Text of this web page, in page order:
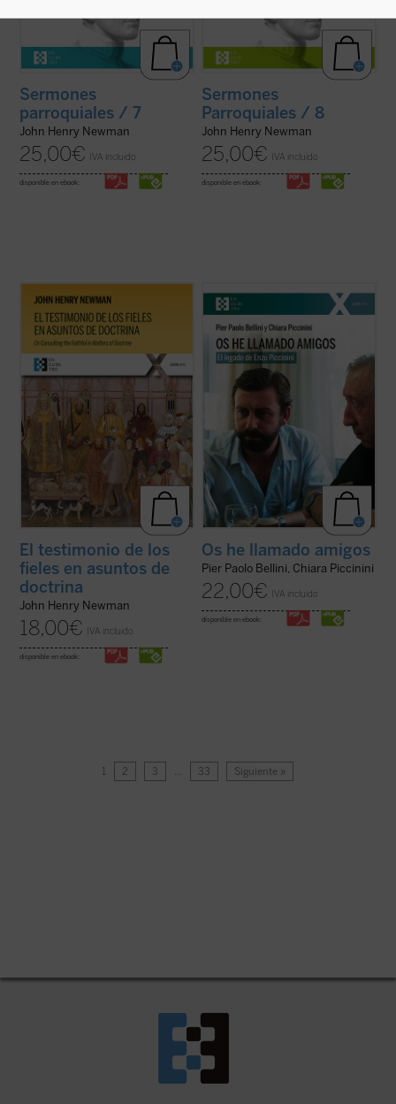
Sermones
parroquiales / 7
John Henry Newman
25,00€ IVA incluido
disponible en ebook:
Sermones
Parroquiales / 8
John Henry Newman
25,00€ IVA incluido
disponible en ebook:
El testimonio de los fieles en asuntos de
significativos de John Henry Newman en
su etapa católica. Publicado en 1859 en la
revistaThe Rambler, aborda una cuestión
decisiva en la vida de la ...(ver ficha)
El testimonio de los
fieles en asuntos de
doctrina
John Henry Newman
18,00€ IVA incluido
disponible en ebook:
¿Quién era Enzo Piccinini, el cirujano que
murió trágicamente en un accidente de
Giussani e incansable impulsor de
numerosas iniciativas religiosas, sociales y
culturales en su región de Emilia Romaña y
(ver ficha)
Os he llamado amigos
Pier Paolo Bellini, Chiara Piccinini
22,00€ IVA incluido
disponible en ebook:
1 2 3 … 33 Siguiente »